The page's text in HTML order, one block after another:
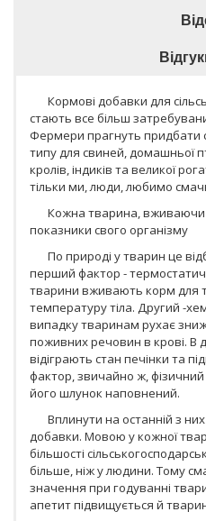
Кормові добавки для
стають все більш
Фермери прагнуть придбати
типу для свиней, домашньої
кролів, індиків та великої
тільки ми, люди, любимо
Кожна тварина, вживаючи
показники свого організму
По природі у тварин це
перший фактор -
тварини вживають корм для
температуру тіла. Другий -
випадку тваринам рухає
поживних речовин в крові. В
відіграють стан печінки та
фактор, звичайно ж,
його шлунок наповнений.
Вплинути на останній з
добавки. Мовою у кожної
більшості
більше, ніж у людини. Тому
значення при годуванні
апетит підвищується й